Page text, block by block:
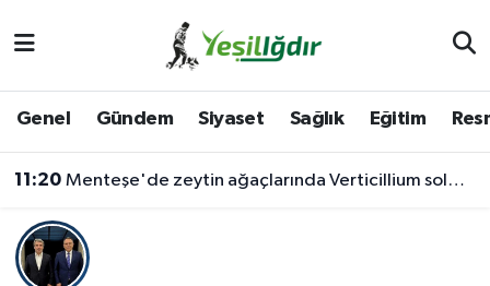
Genel Gündem Siyaset Sağlık Eğitim
11:20 Menteşe'de zeytin ağaçlarında Verticillium solgunluğu kontrolleri yapıldı
İğdir Namaz Vakitleri
Iğdır Trafik Yoğunluk Haritası